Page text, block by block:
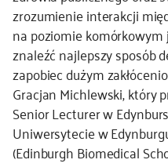
zrozumienie interakcji
na poziomie
znaleźć najlepszy sposób
zapobiec dużym
Gracjan Michlewski, który
Senior Lecturer w
Uniwersytecie w
(Edinburgh Biomedical